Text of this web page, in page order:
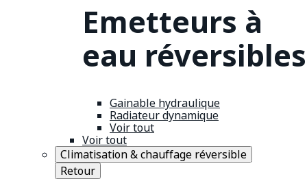
Emetteurs à
eau réversibles
Gainable hydraulique
Radiateur dynamique
Voir tout
Voir tout
Climatisation & chauffage réversible
Retour